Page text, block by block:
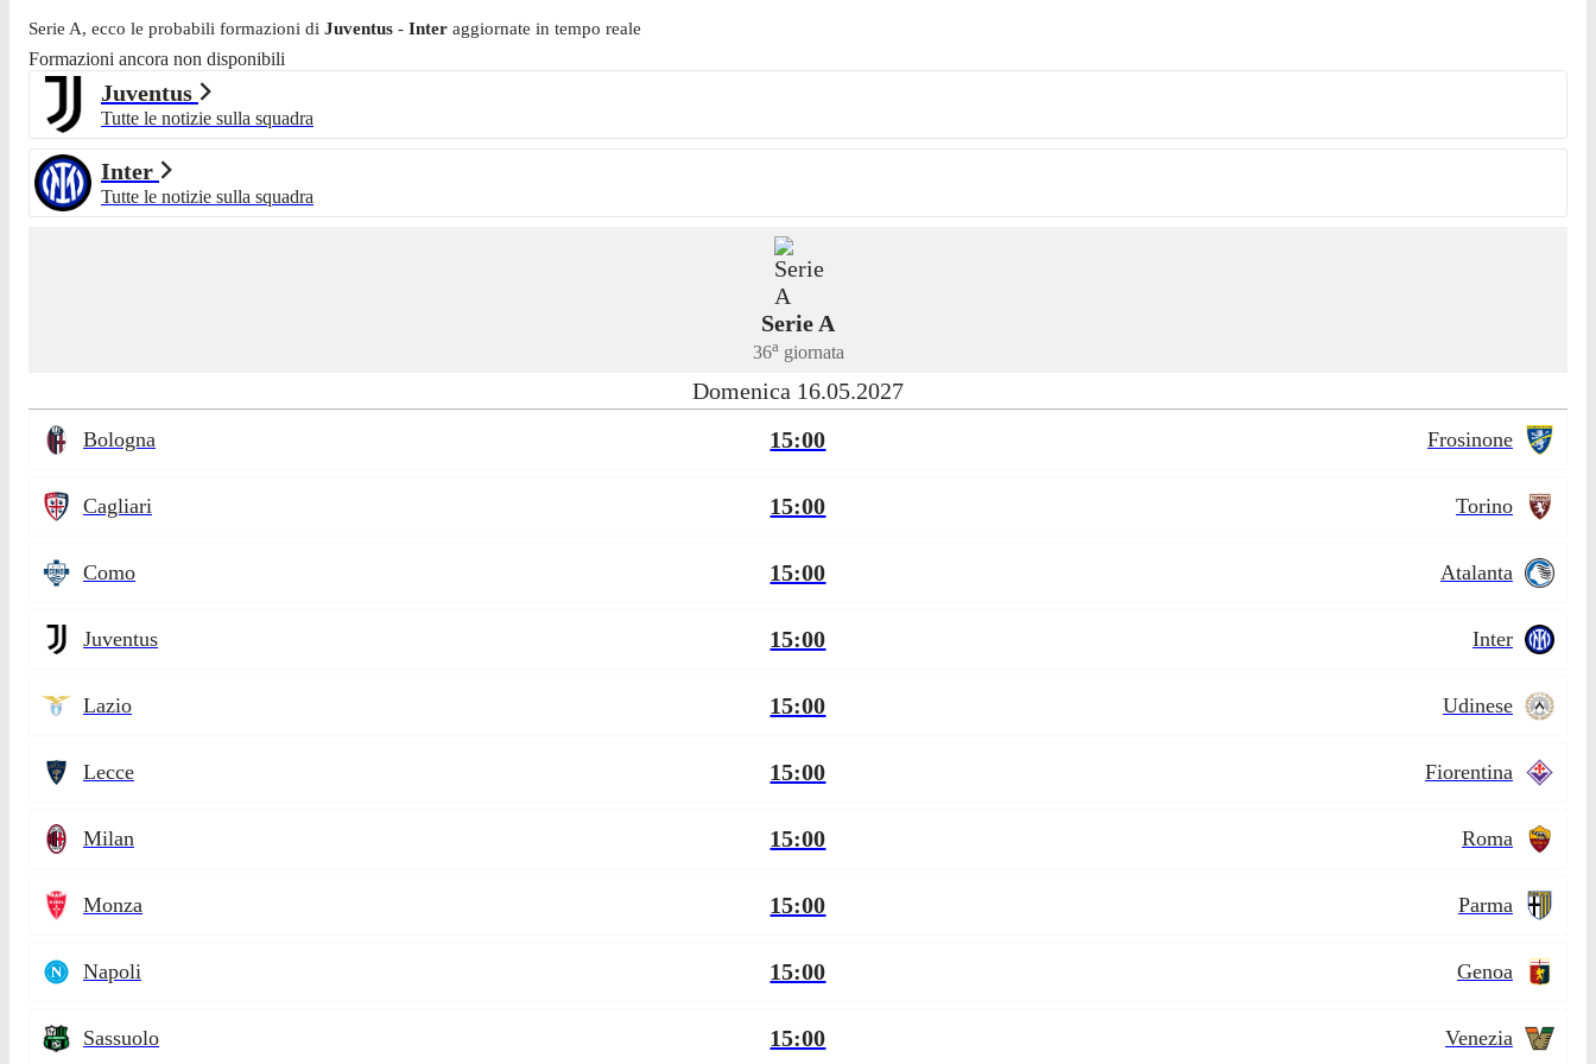
Serie A, ecco le probabili formazioni di Juventus - Inter aggiornate in tempo reale
Formazioni ancora non disponibili
Juventus
Tutte le notizie sulla squadra
Inter
Tutte le notizie sulla squadra
Serie A
36agiornata
Domenica 16.05.2027
Bologna 15:00 Frosinone
Cagliari 15:00 Torino
Como 15:00 Atalanta
Juventus 15:00 Inter
Lazio 15:00 Udinese
Lecce 15:00 Fiorentina
Milan 15:00 Roma
Monza 15:00 Parma
Napoli 15:00 Genoa
Sassuolo 15:00 Venezia